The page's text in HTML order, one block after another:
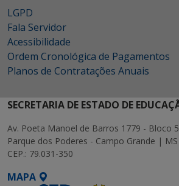
LGPD
Fala Servidor
Acessibilidade
Ordem Cronológica de Pagamentos
Planos de Contratações Anuais
SECRETARIA DE ESTADO DE
Av. Poeta Manoel de Barros 1779 - Bloco 5
Parque dos Poderes - Campo Grande | MS
CEP.: 79.031-350
MAPA